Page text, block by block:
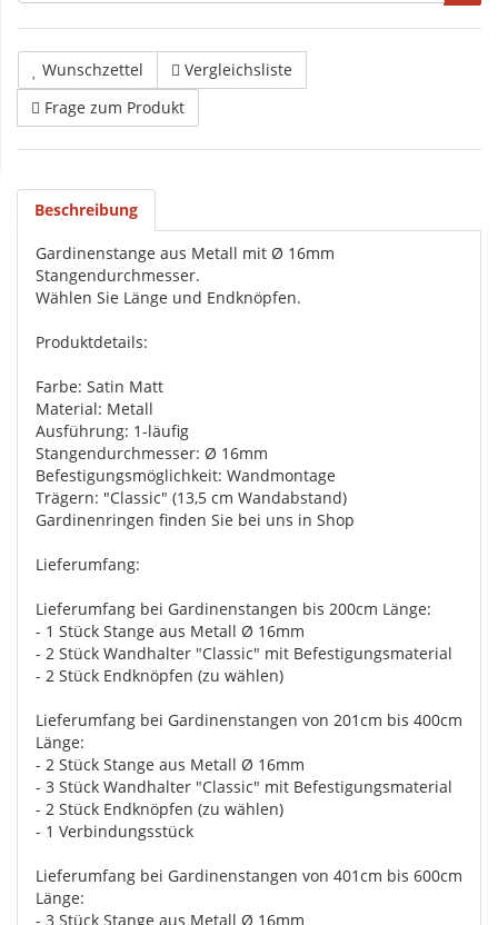
Wunschzettel
Vergleichsliste
Frage zum Produkt
Beschreibung
Gardinenstange aus Metall mit Ø 16mm
Stangendurchmesser.
Wählen Sie Länge und Endknöpfen.
Produktdetails:
Farbe: Satin Matt
Material: Metall
Ausführung: 1-läufig
Stangendurchmesser: Ø 16mm
Befestigungsmöglichkeit: Wandmontage
Trägern: "Classic" (13,5 cm Wandabstand)
Gardinenringen finden Sie bei uns in Shop
Lieferumfang:
Lieferumfang bei Gardinenstangen bis 200cm Länge:
- 1 Stück Stange aus Metall Ø 16mm
- 2 Stück Wandhalter "Classic" mit Befestigungsmaterial
- 2 Stück Endknöpfen (zu wählen)
Lieferumfang bei Gardinenstangen von 201cm bis 400cm
Länge:
- 2 Stück Stange aus Metall Ø 16mm
- 3 Stück Wandhalter "Classic" mit Befestigungsmaterial
- 2 Stück Endknöpfen (zu wählen)
- 1 Verbindungsstück
Lieferumfang bei Gardinenstangen von 401cm bis 600cm
Länge:
- 3 Stück Stange aus Metall Ø 16mm